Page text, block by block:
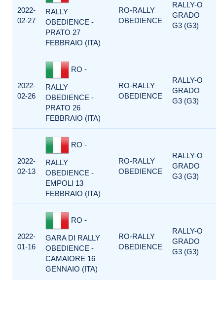
2022-
02-27
RALLY
OBEDIENCE -
PRATO 27
FEBBRAIO (ITA)
RO-RALLY
OBEDIENCE
RALLY-O
GRADO
G3 (G3)
2022-
02-26
RO -
RALLY
OBEDIENCE -
PRATO 26
FEBBRAIO (ITA)
RO-RALLY
OBEDIENCE
RALLY-O
GRADO
G3 (G3)
2022-
02-13
RO -
RALLY
OBEDIENCE -
EMPOLI 13
FEBBRAIO (ITA)
RO-RALLY
OBEDIENCE
RALLY-O
GRADO
G3 (G3)
2022-
01-16
RO -
GARA DI RALLY
OBEDIENCE -
CAMAIORE 16
GENNAIO (ITA)
RO-RALLY
OBEDIENCE
RALLY-O
GRADO
G3 (G3)